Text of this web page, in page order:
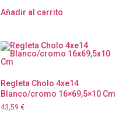
Añadir al carrito
Regleta Cholo 4xe14
Blanco/cromo 16×69,5×10 Cm
43,59 €